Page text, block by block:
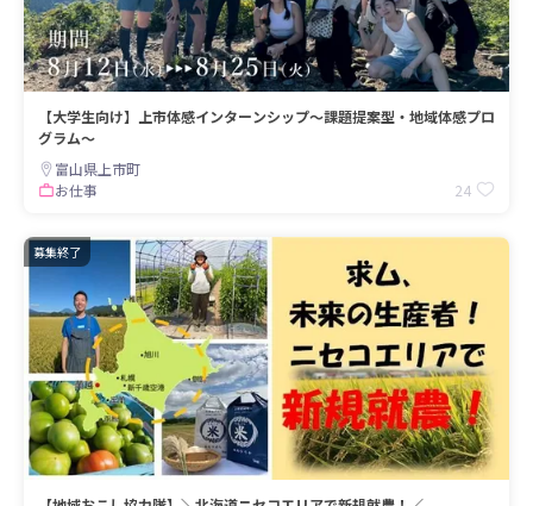
【大学生向け】上市体感インターンシップ～課題提案型・地域体感プロ
グラム～
富山県上市町
お仕事
24
募集終了